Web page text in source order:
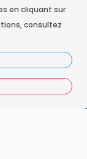
en cliquant sur
consultez